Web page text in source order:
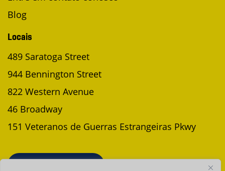
Blog
Locais
489 Saratoga Street
944 Bennington Street
822 Western Avenue
46 Broadway
151 Veteranos de Guerras Estrangeiras Pkwy